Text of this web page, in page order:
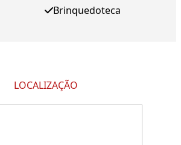
Brinquedoteca
LOCALIZAÇÃO